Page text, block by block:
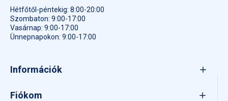
Hétfőtől-péntekig: 8:00-20:00
Szombaton: 9:00-17:00
Vasárnap: 9:00-17:00
Ünnepnapokon: 9:00-17:00
Információk
Fiókom